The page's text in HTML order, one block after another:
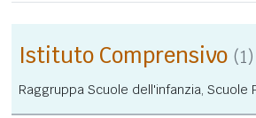
Istituto Comprensivo (1)
Raggruppa Scuole dell'infanzia,